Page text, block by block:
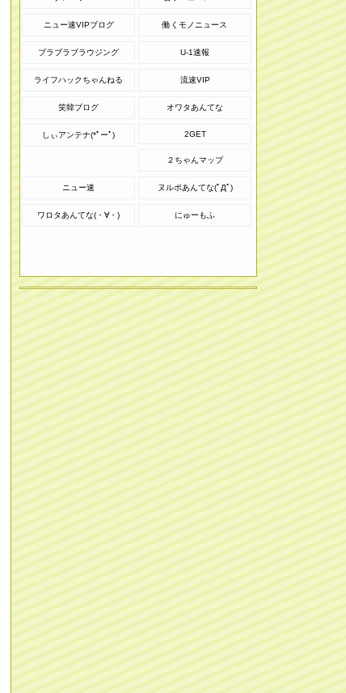
ニュー速VIPブログ 働くモノニュース
ブラブラブラウジング U-1速報
ライフハックちゃんねる 流速VIP
笑韓ブログ オワタあんてな
しぃアンテナ(*ﾟーﾟ) 2GET
２ちゃんマップ
ニュー速 ヌルポあんてな(ﾟДﾟ)
ワロタあんてな(・∀・) にゅーもふ